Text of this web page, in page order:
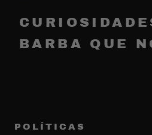
BARBA QUE
POLÍTICAS